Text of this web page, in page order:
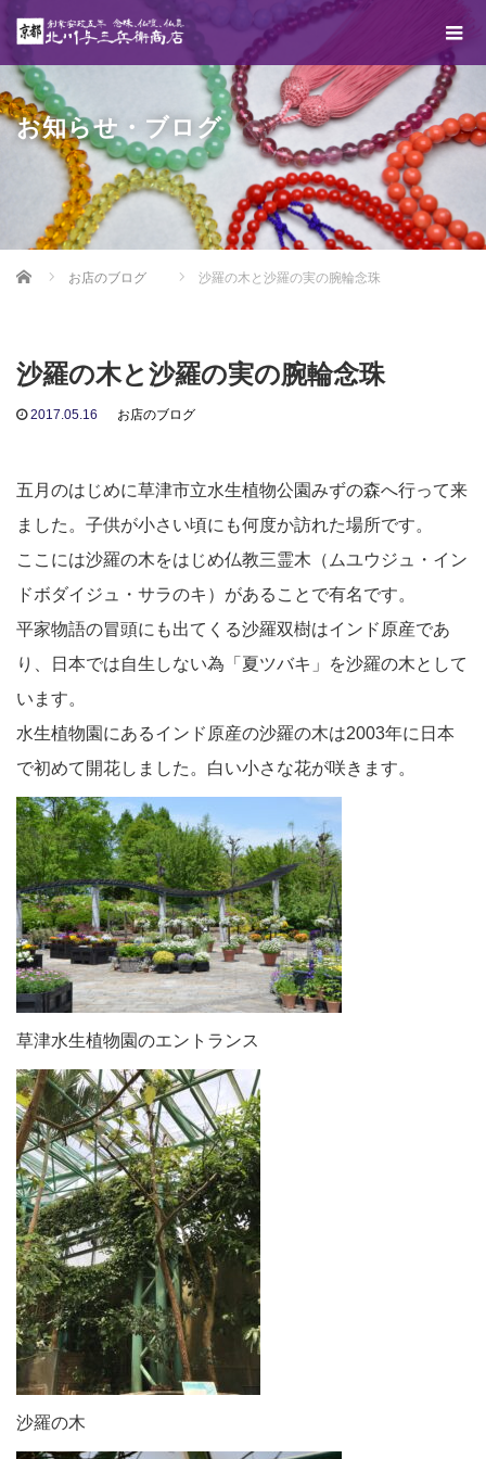
お知らせ・ブログ
Home お店のブログ 沙羅の木と沙羅の実の腕輪念珠
沙羅の木と沙羅の実の腕輪念珠
2017.05.16 お店のブログ
五月のはじめに草津市立水生植物公園みずの森へ行って来
ました。子供が小さい頃にも何度か訪れた場所です。
ここには沙羅の木をはじめ仏教三霊木（ムユウジュ・イン
ドボダイジュ・サラのキ）があることで有名です。
平家物語の冒頭にも出てくる沙羅双樹はインド原産であ
り、日本では自生しない為「夏ツバキ」を沙羅の木として
います。
水生植物園にあるインド原産の沙羅の木は2003年に日本
で初めて開花しました。白い小さな花が咲きます。
草津水生植物園のエントランス
沙羅の木